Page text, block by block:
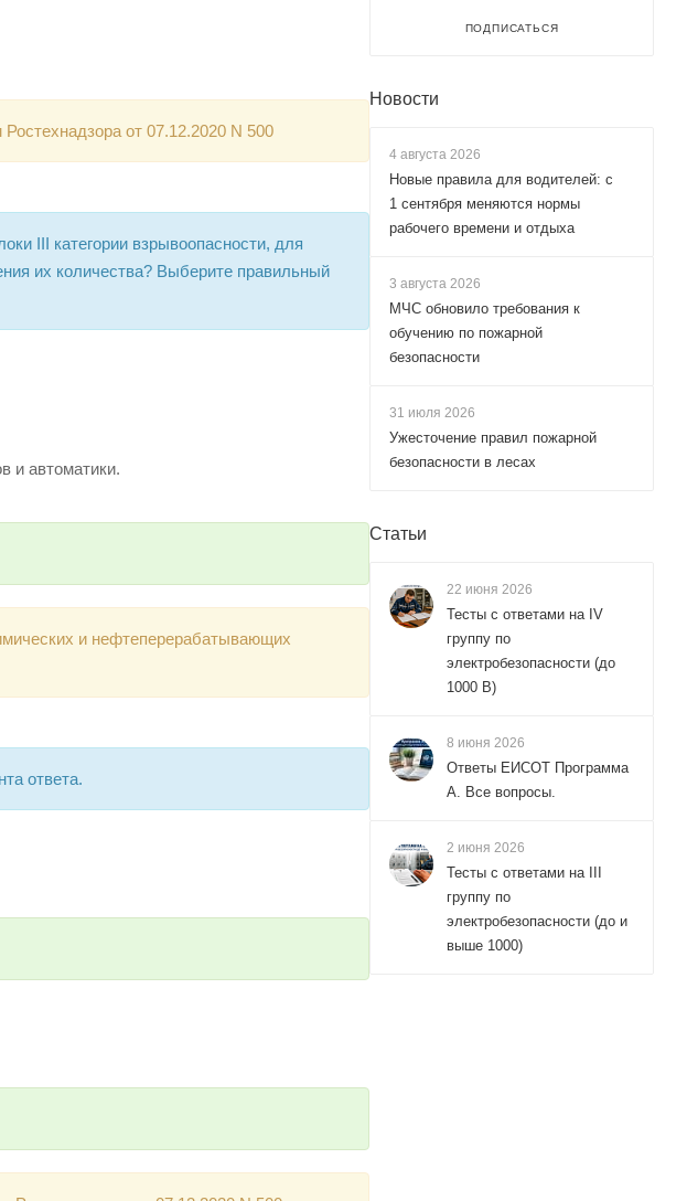
от 07.12.2020 N 500
III категории взрывоопасности, для
их количества? Выберите правильный
и автоматики.
и нефтеперерабатывающих
ответа.
ПОДПИСАТЬСЯ
Новости
4 августа 2026
Новые правила для водителей: с
1 сентября меняются нормы
рабочего времени и отдыха
3 августа 2026
МЧС обновило требования к
обучению по пожарной
безопасности
31 июля 2026
Ужесточение правил пожарной
безопасности в лесах
Статьи
22 июня 2026
Тесты с ответами на IV
группу по
электробезопасности (до
1000 В)
8 июня 2026
Ответы ЕИСОТ Программа
А. Все вопросы.
2 июня 2026
Тесты с ответами на III
группу по
электробезопасности (до и
выше 1000)